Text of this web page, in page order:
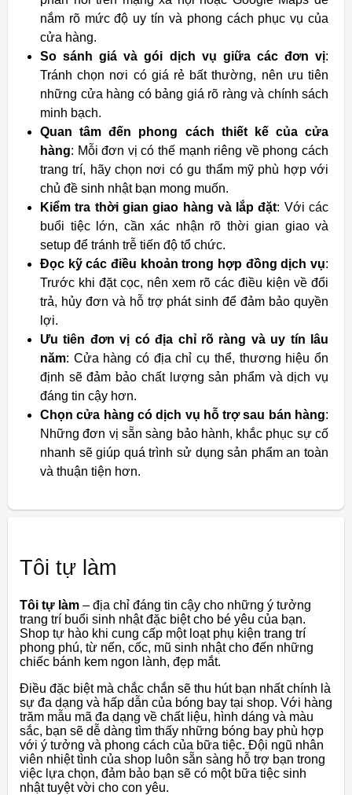
nắm rõ mức độ uy tín và phong cách phục vụ của
cửa hàng.
So sánh giá và gói dịch vụ giữa các đơn vị:
Tránh chọn nơi có giá rẻ bất thường, nên ưu tiên
những cửa hàng có bảng giá rõ ràng và chính sách
minh bạch.
Quan tâm đến phong cách thiết kế của cửa
hàng: Mỗi đơn vị có thế mạnh riêng về phong cách
trang trí, hãy chọn nơi có gu thẩm mỹ phù hợp với
chủ đề sinh nhật bạn mong muốn.
Kiểm tra thời gian giao hàng và lắp đặt: Với các
buổi tiệc lớn, cần xác nhận rõ thời gian giao và
setup để tránh trễ tiến độ tổ chức.
Đọc kỹ các điều khoản trong hợp đồng dịch vụ:
Trước khi đặt cọc, nên xem rõ các điều kiện về đổi
trả, hủy đơn và hỗ trợ phát sinh để đảm bảo quyền
lợi.
Ưu tiên đơn vị có địa chỉ rõ ràng và uy tín lâu
năm: Cửa hàng có địa chỉ cụ thể, thương hiệu ổn
định sẽ đảm bảo chất lượng sản phẩm và dịch vụ
đáng tin cậy hơn.
Chọn cửa hàng có dịch vụ hỗ trợ sau bán hàng:
Những đơn vị sẵn sàng bảo hành, khắc phục sự cố
nhanh sẽ giúp quá trình sử dụng sản phẩm an toàn
và thuận tiện hơn.
Tôi tự làm
Tôi tự làm – địa chỉ đáng tin cậy cho những ý tưởng
trang trí buổi sinh nhật đặc biệt cho bé yêu của bạn.
Shop tự hào khi cung cấp một loạt phụ kiện trang trí
phong phú, từ nến, cốc, mũ sinh nhật cho đến những
chiếc bánh kem ngon lành, đẹp mắt.
Điều đặc biệt mà chắc chắn sẽ thu hút bạn nhất chính là
sự đa dạng và hấp dẫn của bóng bay tại shop. Với hàng
trăm mẫu mã đa dạng về chất liệu, hình dáng và màu
sắc, bạn sẽ dễ dàng tìm thấy những bóng bay phù hợp
với ý tưởng và phong cách của bữa tiệc. Đội ngũ nhân
viên nhiệt tình của shop luôn sẵn sàng hỗ trợ bạn trong
việc lựa chọn, đảm bảo bạn sẽ có một bữa tiệc sinh
nhật tuyệt vời cho con yêu.